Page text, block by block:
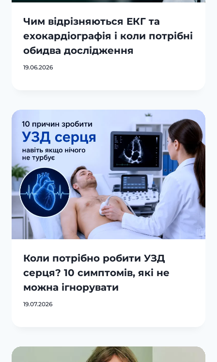
Чим відрізняються ЕКГ та
ехокардіографія і коли потрібні
обидва дослідження
19.06.2026
Коли потрібно робити УЗД
серця? 10 симптомів, які не
можна ігнорувати
19.07.2026